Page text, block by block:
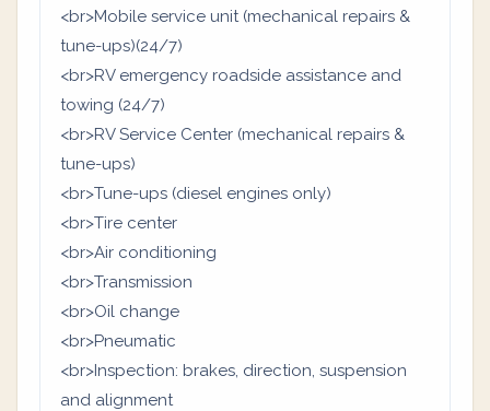
<br>Mobile service unit (mechanical repairs &
tune-ups)(24/7)
<br>RV emergency roadside assistance and
towing (24/7)
<br>RV Service Center (mechanical repairs &
tune-ups)
<br>Tune-ups (diesel engines only)
<br>Tire center
<br>Air conditioning
<br>Transmission
<br>Oil change
<br>Pneumatic
<br>Inspection: brakes, direction, suspension
and alignment